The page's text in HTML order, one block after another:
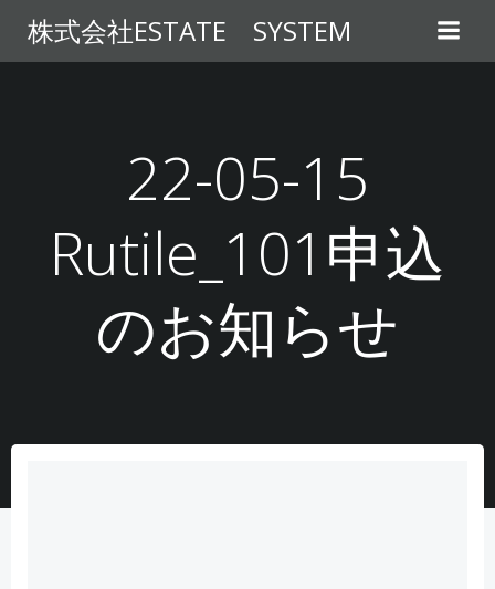
ン
テ
ス
キ
プ
株式会社ESTATE SYSTEM
22-05-15
Rutile_101申込
のお知らせ